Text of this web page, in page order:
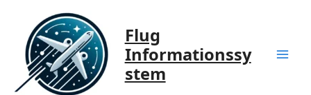
springen
Flug
Informationssy
stem